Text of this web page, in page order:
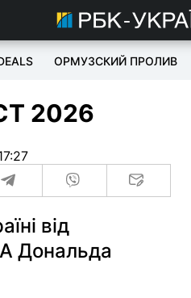
ОРМУЗСКИЙ ПРОЛИВ
2026
від
Дональда